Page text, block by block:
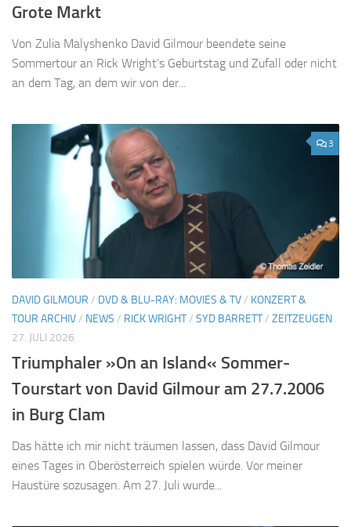
Grote Markt
Von Zulia Malyshenko David Gilmour beendete seine
Sommertour an Rick Wright’s Geburtstag und Zufall oder nicht
an dem Tag, an dem wir von der...
3
DAVID GILMOUR / DVD & BLU-RAY: MOVIES & TV/ KONZERT &
TOUR ARCHIV/ NEWS / RICK WRIGHT/ SYD BARRETT/ ZEITZEUGEN
27. JULI 2026
Triumphaler »On an Island« Sommer-
Tourstart von David Gilmour am 27.7.2006
in Burg Clam
Das hätte ich mir nicht träumen lassen, dass David Gilmour
eines Tages in Oberösterreich spielen würde. Vor meiner
Haustüre sozusagen. Am 27. Juli wurde...